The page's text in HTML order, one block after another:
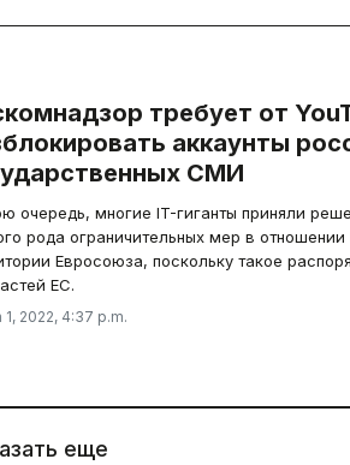
требует от
аккаунты
СМИ
очередь, многие IT-гиганты приняли
рода ограничительных мер в отношении
Евросоюза, поскольку такое
ЕС.
1, 2022, 4:37 p.m.
еще